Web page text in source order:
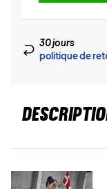
30 jours
politique de